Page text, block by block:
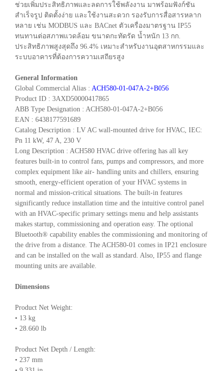
ช่วยเพิ่มประสิทธิภาพและลดการใช้พลังงาน มาพร้อมฟังก์ชัน
สำเร็จรูป ติดตั้งง่าย และใช้งานสะดวก รองรับการสื่อสารหลาก
หลาย เช่น MODBUS และ BACnet ตัวเครื่องมาตรฐาน IP55
ทนทานต่อสภาพแวดล้อม ขนาดกะทัดรัด น้ำหนัก 13 กก.
ประสิทธิภาพสูงสุดถึง 96.4% เหมาะสำหรับงานอุตสาหกรรมและ
ระบบอาคารที่ต้องการความเสถียรสูง
General Information
Global Commercial Alias : ACH580-01-047A-2+B056
Product ID : 3AXD50000417865
ABB Type Designation : ACH580-01-047A-2+B056
EAN : 6438177591689
Catalog Description : LV AC wall-mounted drive for HVAC, IEC:
Pn 11 kW, 47 A, 230 V
Long Description : ACH580 HVAC drive offering has all key
features built-in to control fans, pumps and compressors, and more
complex equipment like air- handling units and chillers, ensuring
smooth, energy-efficient operation of your HVAC systems in
normal and mission-critical situations. The built-in features
significantly reduce installation time and the intuitive control panel
with an HVAC-specific primary settings menu and help assistants
makes startup, commissioning and operation easy. The optional
Bluetooth® capability enables the commissioning and monitoring of
the drive from a distance. The ACH580-01 comes in IP21 enclosure
and can be installed on the wall as standard. Also, IP55 and flange
mounting units are available.
Dimensions
Product Net Weight:
• 13 kg
• 28.660 lb
Product Net Depth / Length:
• 237 mm